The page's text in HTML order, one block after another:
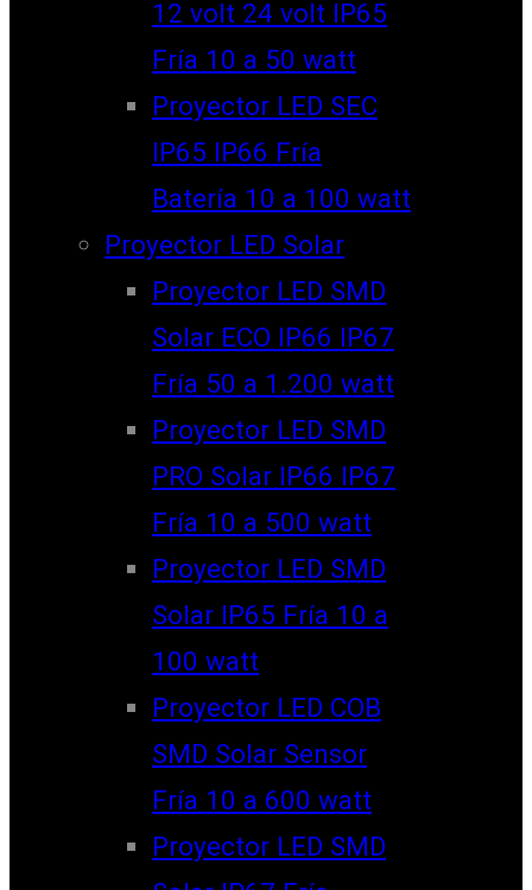
12 volt 24 volt IP65
Fría 10 a 50 watt
Proyector LED SEC
IP65 IP66 Fría
Batería 10 a 100 watt
Proyector LED Solar
Proyector LED SMD
Solar ECO IP66 IP67
Fría 50 a 1.200 watt
Proyector LED SMD
PRO Solar IP66 IP67
Fría 10 a 500 watt
Proyector LED SMD
Solar IP65 Fría 10 a
100 watt
Proyector LED COB
SMD Solar Sensor
Fría 10 a 600 watt
Proyector LED SMD